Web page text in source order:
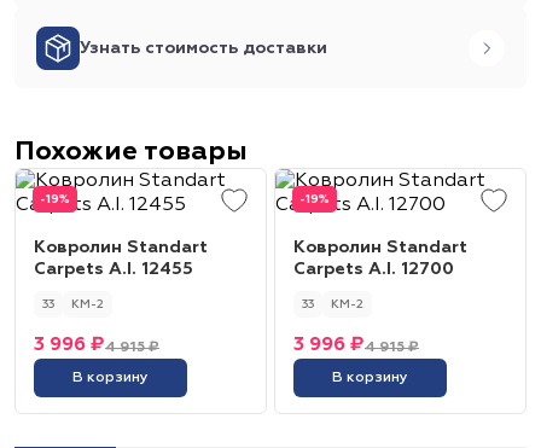
Узнать стоимость доставки
Похожие товары
-19%
Ковролин Standart
Carpets A.I. 12455
33 КМ-2
4 915 ₽
3 996 ₽
В корзину
-19%
Ковролин Standart
Carpets A.I. 12700
33 КМ-2
4 915 ₽
3 996 ₽
В корзину